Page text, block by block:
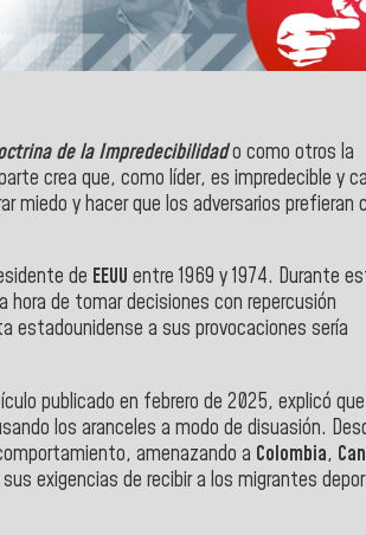
de la Impredecibilidado como otros la
crea que, como líder, es impredecible y
miedo y hacer que los adversarios prefieran
de EEUU entre 1969 y 1974. Durante
de tomar decisiones con repercusión
estadounidense a sus provocaciones sería
publicado en febrero de 2025, explicó que
los aranceles a modo de disuasión.
amenazando a Colombia,
exigencias de recibir a los migrantes